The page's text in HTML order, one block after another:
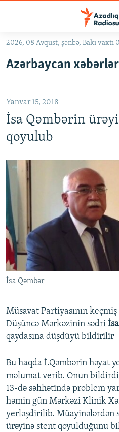
Əsas
qayıt
qayıt
Axtarışa
FƏRQƏ BAX
QANUNI DOĞRU
ARAŞDIRMA
MULTIMEDIA
FOTOQALEREYA
İNFOQRAFIKA
KARIKATURA
RADIO ARXIV
AZƏRBAYCAN ƏDƏBIYYATI
İSLAM VƏ DEMOKRATIYA
HAQQIMIZDA
MISSIYAMIZ
PEŞƏ ETIKASI VƏ JURNALISTIKA
BIZIMLƏ ƏLAQƏ
XƏBƏR BÜLLETENLƏRIMIZ
BIZI IZLƏ
2026, 08 Avqust, şənbə, Bakı vaxtı
Azərbaycan
Yanvar 15, 2018
İsa Qəmbərin
qoyulub
İsa Qəmbər
Müsavat Partiyasının
Düşüncə Mərkəzinin sədri
qaydasına düşdüyü bildirilir
Bu haqda İ.Qəmbərin həyat
məlumat verib. Onun
13-də səhhətində problem
həmin gün Mərkəzi Klinik
yerləşdirilib. Müayinələrdən
ürəyinə stent qoyulduğunu